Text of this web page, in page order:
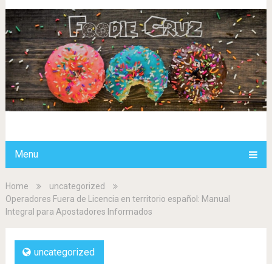
Menu
Home
uncategorized
Operadores Fuera de Licencia en territorio español: Manual
Integral para Apostadores Informados
uncategorized